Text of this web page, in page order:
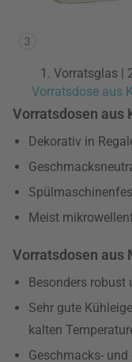
1. Vorratsglas |
Vorratsdose aus
Vorratsdosen aus
Dekorativ in
Meist
Vorratsdosen aus
Besonders
Sehr gute
kalten
Geschmacks-